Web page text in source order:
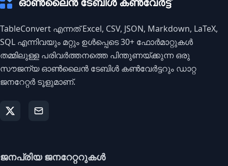
TableConvert എന്നത് Excel, CSV, JSON, Markdown, LaTeX,
SQL എന്നിവയും മറ്റും ഉൾപ്പെടെ 30+ ഫോർമാറ്റുകൾ
തമ്മിലുള്ള പരിവർത്തനത്തെ പിന്തുണയ്ക്കുന്ന ഒരു
സൗജന്യ ഓൺലൈൻ ടേബിൾ കൺവേർട്ടറും ഡാറ്റ
ജനറേറ്റർ ടൂളുമാണ്.
ജനപ്രിയ ജനറേറ്ററുകൾ